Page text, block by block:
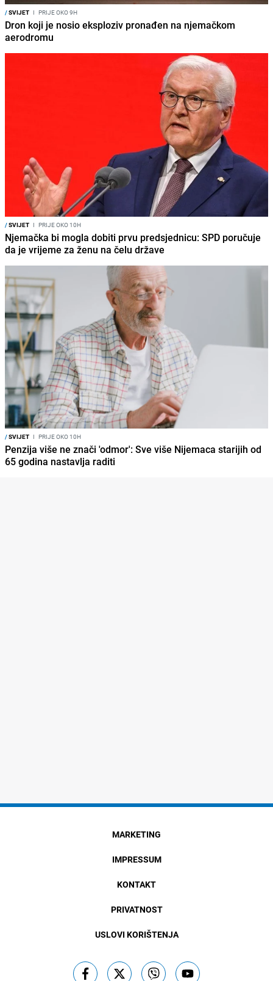
/SVIJET I PRIJE OKO 9H
Dron koji je nosio eksploziv pronađen na njemačkom
aerodromu
/SVIJET I PRIJE OKO 10H
Njemačka bi mogla dobiti prvu predsjednicu: SPD poručuje
da je vrijeme za ženu na čelu države
/SVIJET I PRIJE OKO 10H
Penzija više ne znači 'odmor': Sve više Nijemaca starijih od
65 godina nastavlja raditi
MARKETING
IMPRESSUM
KONTAKT
PRIVATNOST
USLOVI KORIŠTENJA